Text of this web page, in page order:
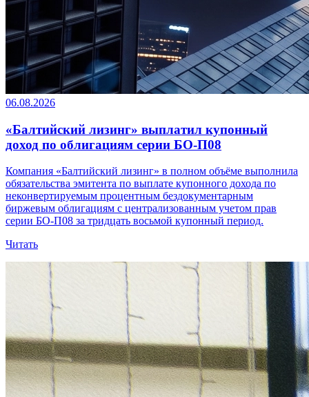
06.08.2026
«Балтийский лизинг» выплатил купонный
доход по облигациям серии БО-П08
Компания «Балтийский лизинг» в полном объёме выполнила
обязательства эмитента по выплате купонного дохода по
неконвертируемым процентным бездокументарным
биржевым облигациям с централизованным учетом прав
серии БО-П08 за тридцать восьмой купонный период.
Читать